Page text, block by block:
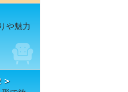
や魅力